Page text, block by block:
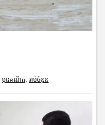
បុរេគណិត, រាប់ចំនួន